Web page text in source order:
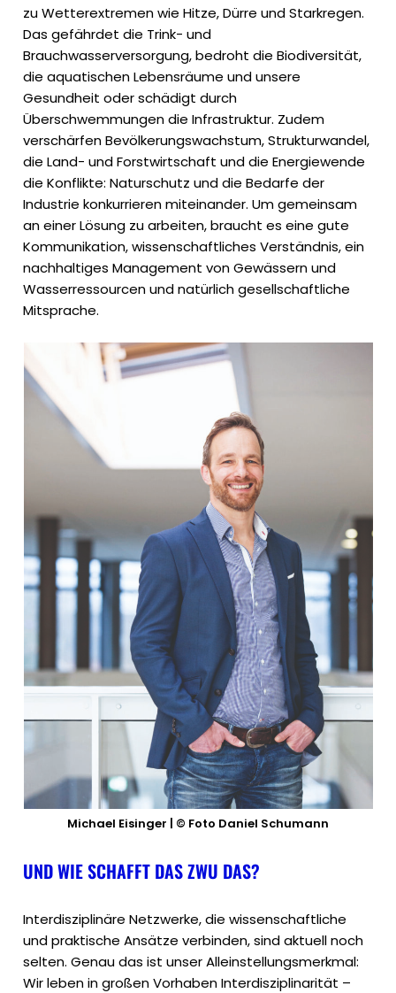
zu Wetterextremen wie Hitze, Dürre und Starkregen.
Das gefährdet die Trink- und
Brauchwasserversorgung, bedroht die Biodiversität,
die aquatischen Lebensräume und unsere
Gesundheit oder schädigt durch
Überschwemmungen die Infrastruktur. Zudem
verschärfen Bevölkerungswachstum, Strukturwandel,
die Land- und Forstwirtschaft und die Energiewende
die Konflikte: Naturschutz und die Bedarfe der
Industrie konkurrieren miteinander. Um gemeinsam
an einer Lösung zu arbeiten, braucht es eine gute
Kommunikation, wissenschaftliches Verständnis, ein
nachhaltiges Management von Gewässern und
Wasserressourcen und natürlich gesellschaftliche
Mitsprache.
Michael Eisinger | © Foto Daniel Schumann
UND WIE SCHAFFT DAS ZWU DAS?
Interdisziplinäre Netzwerke, die wissenschaftliche
und praktische Ansätze verbinden, sind aktuell noch
selten. Genau das ist unser Alleinstellungsmerkmal:
Wir leben in großen Vorhaben Interdisziplinarität –